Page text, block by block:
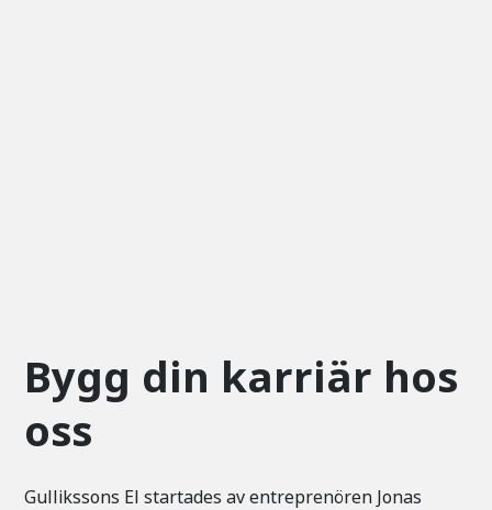
Bygg din karriär hos
oss
Gullikssons El startades av entreprenören Jonas